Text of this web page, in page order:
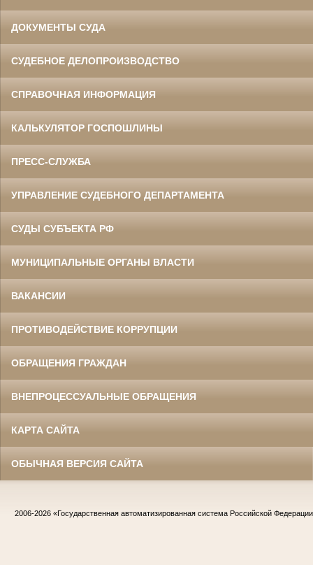
ДОКУМЕНТЫ СУДА
СУДЕБНОЕ ДЕЛОПРОИЗВОДСТВО
СПРАВОЧНАЯ ИНФОРМАЦИЯ
КАЛЬКУЛЯТОР ГОСПОШЛИНЫ
ПРЕСС-СЛУЖБА
УПРАВЛЕНИЕ СУДЕБНОГО ДЕПАРТАМЕНТА
СУДЫ СУБЪЕКТА РФ
МУНИЦИПАЛЬНЫЕ ОРГАНЫ ВЛАСТИ
ВАКАНСИИ
ПРОТИВОДЕЙСТВИЕ КОРРУПЦИИ
ОБРАЩЕНИЯ ГРАЖДАН
ВНЕПРОЦЕССУАЛЬНЫЕ ОБРАЩЕНИЯ
КАРТА САЙТА
ОБЫЧНАЯ ВЕРСИЯ САЙТА
2006-2026 «Государственная автоматизированная система Российской